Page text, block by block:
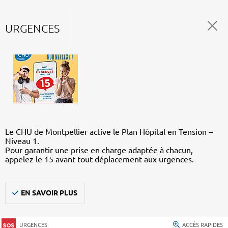
URGENCES
Le CHU de Montpellier active le Plan Hôpital en Tension –
Niveau 1.
Pour garantir une prise en charge adaptée à chacun,
appelez le 15 avant tout déplacement aux urgences.
EN SAVOIR PLUS
URGENCES ACCÈS RAPIDES